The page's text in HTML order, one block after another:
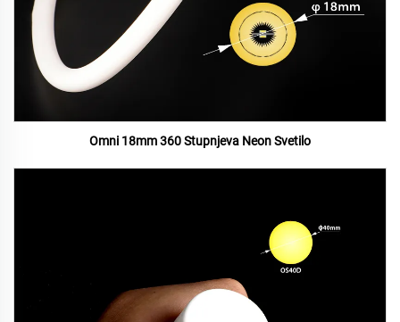
Omni 18mm 360 Stupnjeva Neon Svetilo